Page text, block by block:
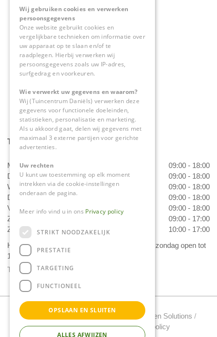
Tuincentrum Daniëls
Herkenbosserweg 4
6063 NL Vlodrop
0475-534298
info@tuincentrumdaniels.nl
Tuincentrum Daniëls
Maandag
09:00 - 18:00
Dinsdag
09:00 - 18:00
Woensdag
09:00 - 18:00
Donderdag
09:00 - 18:00
Vrijdag
09:00 - 18:00
Zaterdag
09:00 - 17:00
Zondag
10:00 - 17:00
Het 'Bloemetje van Daniëls' is van dinsdag t/m zondag open tot
17.00 uur!
Toon alle openingstijden
Tuincentrum Daniels Copyright 2022 /Green Solutions /
Tuincentrum Overzicht/Privacy policy
Wij gebruiken cookies en verwerken
persoonsgegevens
Onze website gebruikt cookies en
vergelijkbare technieken om informatie over
uw apparaat op te slaan en/of te
raadplegen. Hierbij verwerken wij
persoonsgegevens zoals uw IP-adres,
surfgedrag en voorkeuren.
Wie verwerkt uw gegevens en waarom?
Wij (Tuincentrum Daniëls) verwerken deze
gegevens voor functionele doeleinden,
statistieken, personalisatie en marketing.
Als u akkoord gaat, delen wij gegevens met
maximaal 3 externe partijen voor gerichte
advertenties.
Uw rechten
U kunt uw toestemming op elk moment
intrekken via de cookie-instellingen
onderaan de pagina.
Meer info vind u in ons Privacy policy
STRIKT NOODZAKELIJK
PRESTATIE
TARGETING
FUNCTIONEEL
OPSLAAN EN SLUITEN
ALLES AFWIJZEN